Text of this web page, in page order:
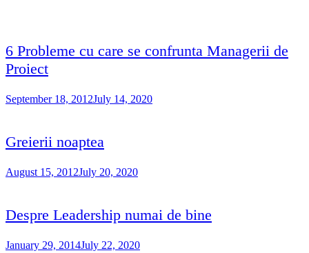
6 Probleme cu care se confrunta Managerii de
Proiect
September 18, 2012July 14, 2020
Greierii noaptea
August 15, 2012July 20, 2020
Despre Leadership numai de bine
January 29, 2014July 22, 2020